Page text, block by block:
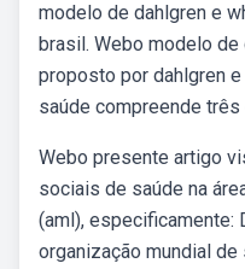
modelo de dahlgren e
brasil. Webo modelo
proposto por dahlgren
saúde compreende
Webo presente artigo
sociais de saúde na
(aml), especificamente:
organização mundial de